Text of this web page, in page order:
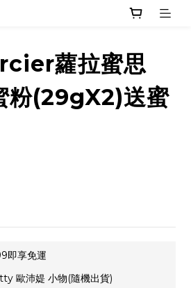
蘿拉蜜思
粉(29gX2)送蜜
即享免運
歐沛媞 小物(隨機出貨)